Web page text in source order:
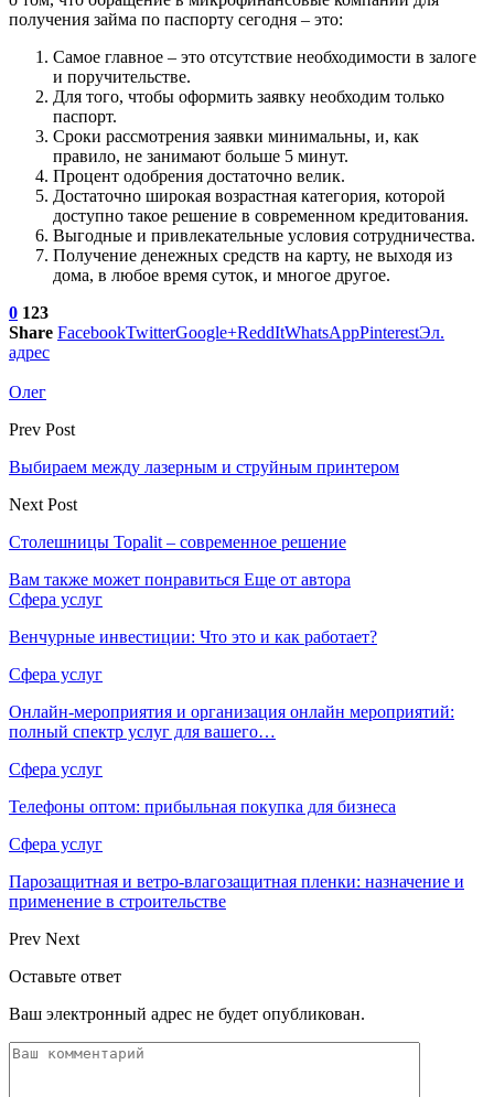
получения займа по паспорту сегодня – это:
Самое главное – это отсутствие необходимости в залоге
и поручительстве.
Для того, чтобы оформить заявку необходим только
паспорт.
Сроки рассмотрения заявки минимальны, и, как
правило, не занимают больше 5 минут.
Процент одобрения достаточно велик.
Достаточно широкая возрастная категория, которой
доступно такое решение в современном кредитования.
Выгодные и привлекательные условия сотрудничества.
Получение денежных средств на карту, не выходя из
дома, в любое время суток, и многое другое.
0 123
Share FacebookTwitterGoogle+ReddItWhatsAppPinterestЭл.
адрес
Олег
Prev Post
Выбираем между лазерным и струйным принтером
Next Post
Столешницы Topalit – современное решение
Вам также может понравиться Еще от автора
Сфера услуг
Венчурные инвестиции: Что это и как работает?
Сфера услуг
Онлайн-мероприятия и организация онлайн мероприятий:
полный спектр услуг для вашего…
Сфера услуг
Телефоны оптом: прибыльная покупка для бизнеса
Сфера услуг
Парозащитная и ветро-влагозащитная пленки: назначение и
применение в строительстве
Prev Next
Оставьте ответ
Ваш электронный адрес не будет опубликован.